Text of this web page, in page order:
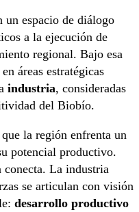
un espacio de diálogo
a la ejecución de
regional. Bajo esa
áreas estratégicas
industria, consideradas
del Biobío.
la región enfrenta un
potencial productivo.
La industria
se articulan con visión
desarrollo productivo